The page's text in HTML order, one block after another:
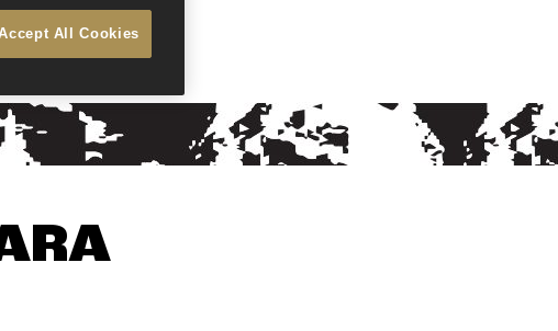
All Cookies